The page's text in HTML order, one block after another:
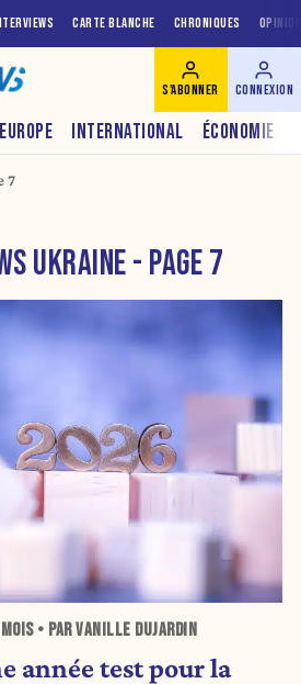
CARTE BLANCHE CHRONIQUES
EUROPE INTERNATIONAL ÉCONOMIE
S'ABONNER CONNEXION
7
UKRAINE - PAGE 7
• PAR VANILLE DUJARDIN
année test pour la